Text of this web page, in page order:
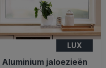
LUX
Aluminium jaloezieën